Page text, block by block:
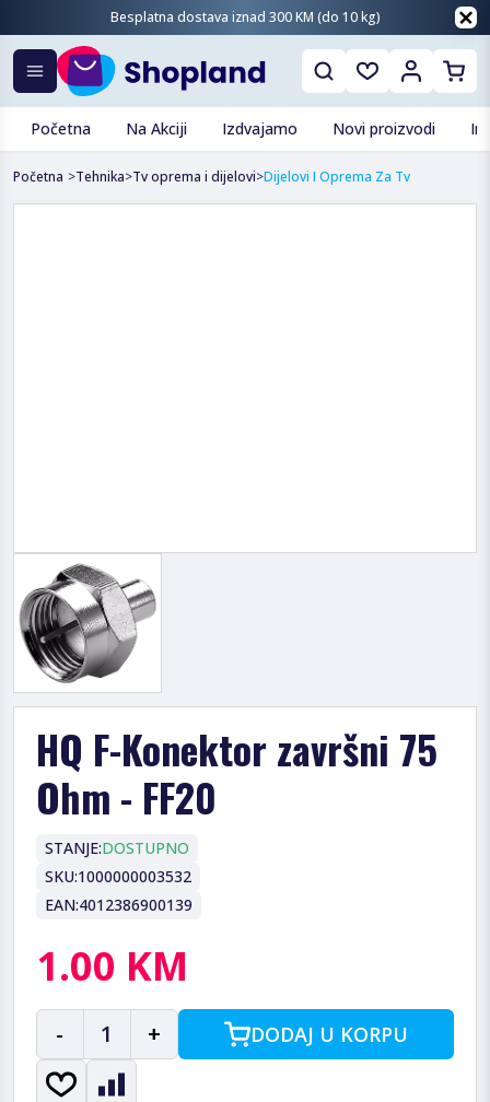
Besplatna dostava iznad 300 KM (do 10 kg)
Početna Na Akciji Izdvajamo Novi proizvodi
Početna >Tehnika>Tv oprema i dijelovi>Dijelovi I Oprema Za Tv
HQ F-Konektor završni 75
Ohm - FF20
STANJE:DOSTUPNO
SKU:1000000003532
EAN:4012386900139
1.00 KM
- 1 + DODAJ U KORPU